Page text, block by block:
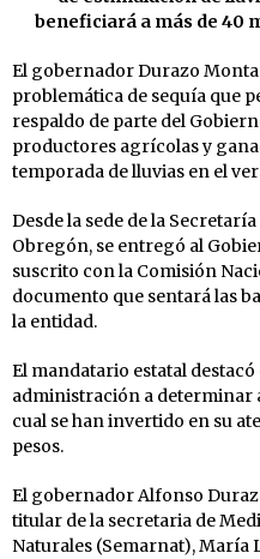
beneficiará a más de 40
El gobernador Durazo
problemática de sequía que
respaldo de parte del
productores agrícolas y
temporada de lluvias en el
Desde la sede de la
Obregón, se entregó al
suscrito con la Comisión
documento que sentará las
la entidad.
El mandatario estatal
administración a determinar
cual se han invertido en su
pesos.
El gobernador Alfonso
titular de la secretaria de
Naturales (Semarnat), María